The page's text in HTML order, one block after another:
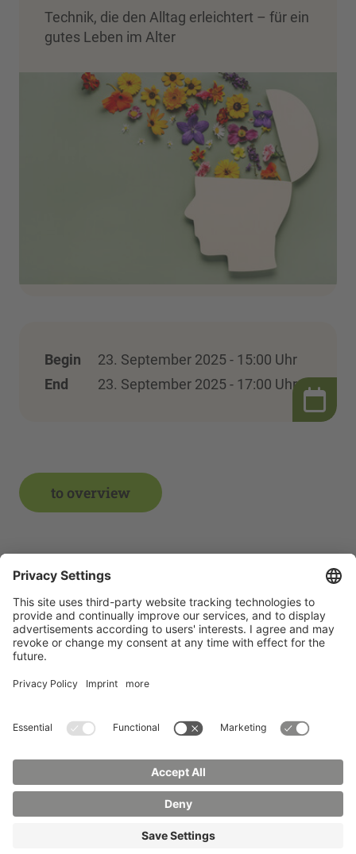
Technik, die den Alltag erleichtert – für ein
gutes Leben im Alter
Begin
23. September 2025 - 15:00 Uhr
End
23. September 2025 - 17:00 Uhr
to overview
TransparenzgesetzKontakt
Lageplan
ImpressumBarrierefreiheitPresse